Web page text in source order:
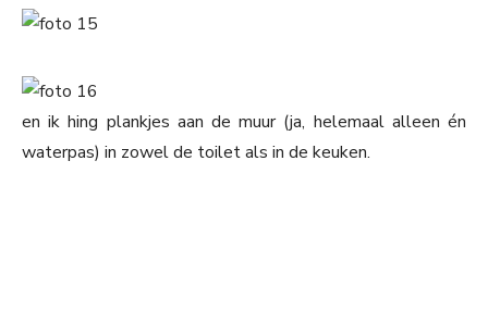
en ik hing plankjes aan de muur (ja, helemaal alleen én
waterpas) in zowel de toilet als in de keuken.